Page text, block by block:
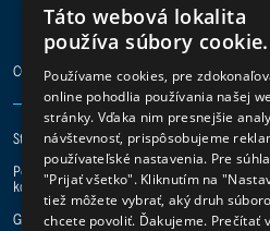
CODERAMA
Staň sa digital hero a pridaj sa k nám do tímu.
Potrebuje vaša spoločnosť pomoc s IT
kontakt je tu.
GDPR|ISO 27001| ISO 9001
Táto webová lokalita
používa súbory cookie.
Používame cookies, pre
online pohodlia používania našej
stránky. Vďaka nim presnejšie
návštevnosť, prispôsobujeme
používateľské nastavenia. Pre
"Prijať všetko". Kliknutím na
tiež môžete vybrať, aký druh
chcete povoliť. Ďakujeme. Prečítať